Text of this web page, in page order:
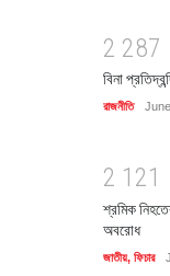
2 287
বিনা
রাজনীতি
2 1 21
শ্রমিক
অবরোধ
জাতীয়, ফিচার